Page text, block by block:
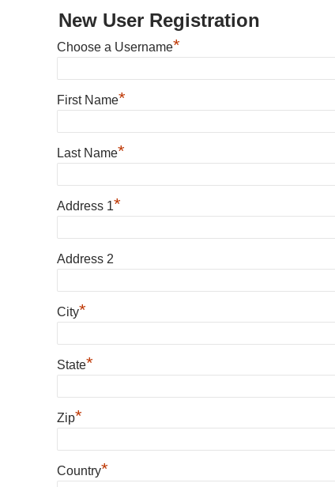
New User Registration
Choose a Username*
First Name*
Last Name*
Address 1*
Address 2
City*
State*
Zip*
Country*